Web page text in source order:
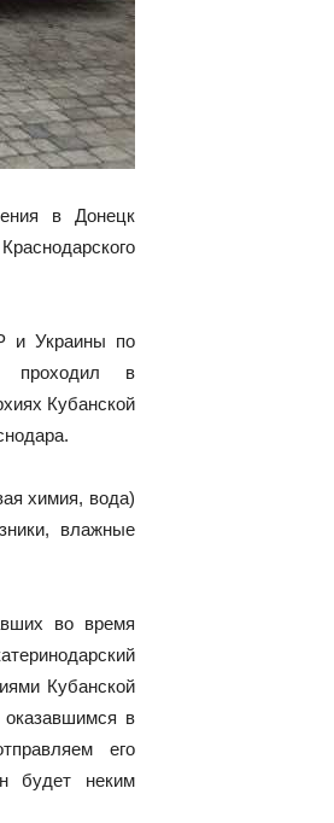
в Донецк
и Украины по
проходил в
Кубанской
химия, вода)
влажные
во время
Кубанской
в
его
будет неким